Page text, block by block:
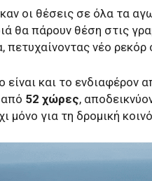
οι θέσεις σε όλα τα
θα πάρουν θέση στις
πετυχαίνοντας νέο
είναι και το
από 52 χώρες,
μόνο για τη δρομική